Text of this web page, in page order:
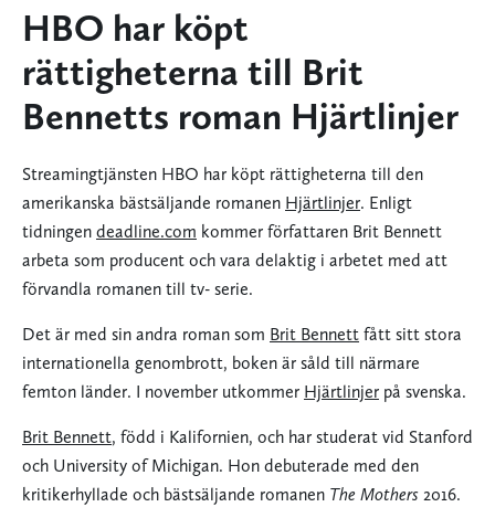
HBO har köpt
rättigheterna till Brit
Bennetts roman Hjärtlinjer
Streamingtjänsten HBO har köpt rättigheterna till den
amerikanska bästsäljande romanen Hjärtlinjer. Enligt
tidningen deadline.com kommer författaren Brit Bennett
arbeta som producent och vara delaktig i arbetet med att
förvandla romanen till tv- serie.
Det är med sin andra roman som Brit Bennett fått sitt stora
internationella genombrott, boken är såld till närmare
femton länder. I november utkommer Hjärtlinjer på svenska.
Brit Bennett, född i Kalifornien, och har studerat vid Stanford
och University of Michigan. Hon debuterade med den
kritikerhyllade och bästsäljande romanen The Mothers 2016.